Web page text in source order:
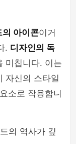
의 아이콘이거
. 디자인의 독
미칩니다. 이는
자신의 스타일
소로 작용합니
의 역사가 깊